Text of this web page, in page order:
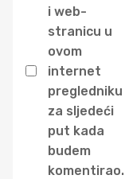
i web-
stranicu u
ovom
internet
pregledniku
za sljedeći
put kada
budem
komentirao.